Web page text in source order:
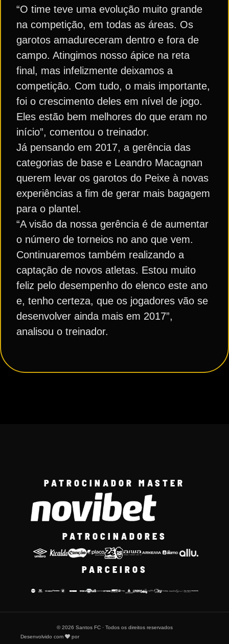
“O time teve uma evolução muito grande
na competição, em todas as áreas. Os
garotos amadureceram dentro e fora de
campo. Atingimos nosso ápice na reta
final, mas infelizmente deixamos a
competição. Com tudo, o mais importante,
foi o crescimento deles em nível de jogo.
Eles estão bem melhores do que eram no
início”, comentou o treinador.
Já pensando em 2017, a gerência das
categorias de base e Leandro Macagnan
querem levar os garotos do Peixe à novas
experiências a fim de gerar mais bagagem
para o plantel.
“A visão da nossa gerência é de aumentar
o número de torneios no ano que vem.
Continuaremos também realizando a
captação de novos atletas. Estou muito
feliz pelo desempenho do elenco este ano
e, tenho certeza, que os jogadores vão se
desenvolver ainda mais em 2017”,
analisou o treinador.
PATROCINADOR MASTER
PATROCINADORES
PARCEIROS
© 2026 Santos FC · Todos os direitos reservados
Desenvolvido com
por